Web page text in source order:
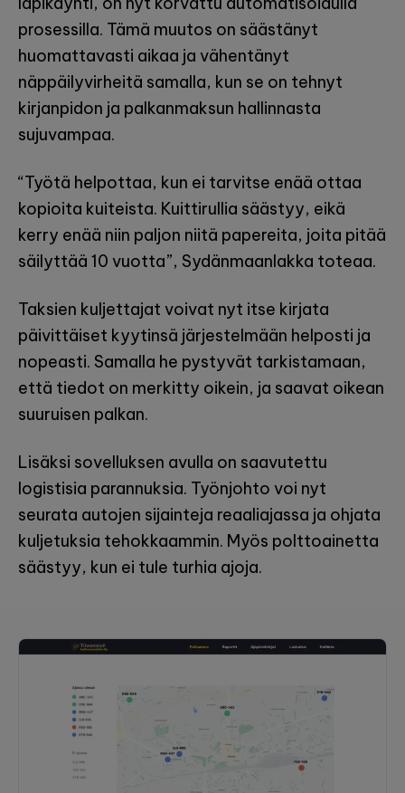
prosessilla. Tämä muutos on säästänyt
huomattavasti aikaa ja vähentänyt
näppäilyvirheitä samalla, kun se on tehnyt
kirjanpidon ja palkanmaksun hallinnasta
sujuvampaa.
“Työtä helpottaa, kun ei tarvitse enää ottaa
kopioita kuiteista. Kuittirullia säästyy, eikä
kerry enää niin paljon niitä papereita, joita pitää
säilyttää 10 vuotta”, Sydänmaanlakka toteaa.
Taksien kuljettajat voivat nyt itse kirjata
päivittäiset kyytinsä järjestelmään helposti ja
nopeasti. Samalla he pystyvät tarkistamaan,
että tiedot on merkitty oikein, ja saavat oikean
suuruisen palkan.
Lisäksi sovelluksen avulla on saavutettu
logistisia parannuksia. Työnjohto voi nyt
seurata autojen sijainteja reaaliajassa ja ohjata
kuljetuksia tehokkaammin. Myös polttoainetta
säästyy, kun ei tule turhia ajoja.